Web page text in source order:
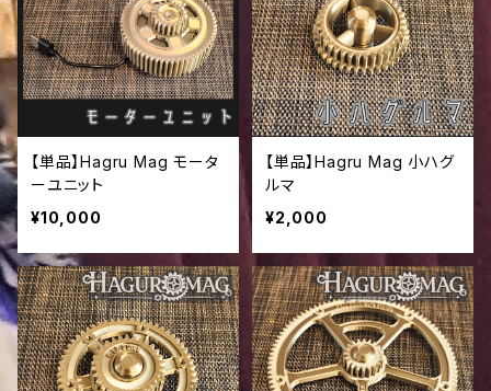
【単品】Hagru Mag モータ
ーユニット
¥10,000
【単品】Hagru Mag 小ハグ
ルマ
¥2,000